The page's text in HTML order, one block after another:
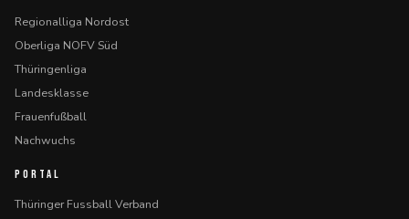
Regionalliga Nordost
Oberliga NOFV Süd
Thüringenliga
Landesklasse
Frauenfußball
Nachwuchs
PORTAL
Thüringer Fussball Verband